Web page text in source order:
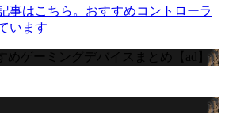
事はこちら。おすすめコントローラ
います
めゲーミングデバイスまとめ【ad】